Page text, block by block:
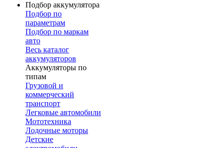
Подбор аккумулятора
Подбор по
параметрам
Подбор по маркам
авто
Весь каталог
аккумуляторов
Аккумуляторы по
типам
Грузовой и
коммерческий
транспорт
Легковые автомобили
Мототехника
Лодочные моторы
Детские